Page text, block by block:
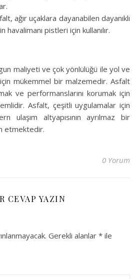
ağır uçaklara dayanabilen dayanıklı
pistleri için kullanılır.
maliyeti ve çok yönlülüğü ile yol ve
mükemmel bir malzemedir. Asfalt
ve performanslarını korumak için
Asfalt, çeşitli uygulamalar için
ulaşım altyapısının ayrılmaz bir
etmektedir.
0 Yorum
CEVAP YAZIN
Gerekli alanlar * ile